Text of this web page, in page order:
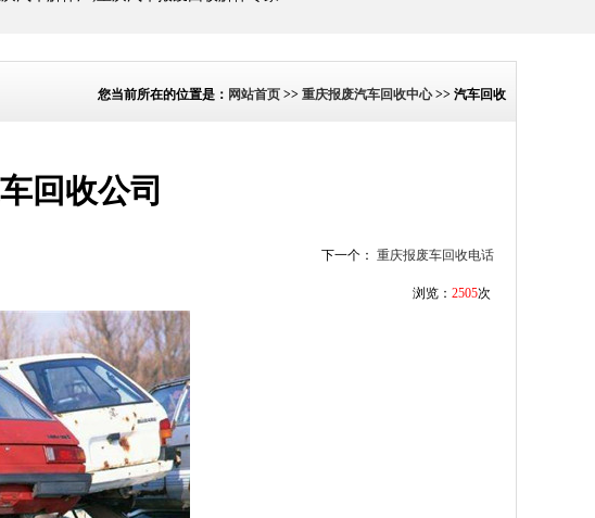
您当前所在的位置是： 网站首页 >> 重庆报废汽车回收中心>> 汽车回收
回收公司
下一个： 重庆报废车回收电话
浏览： 2505次